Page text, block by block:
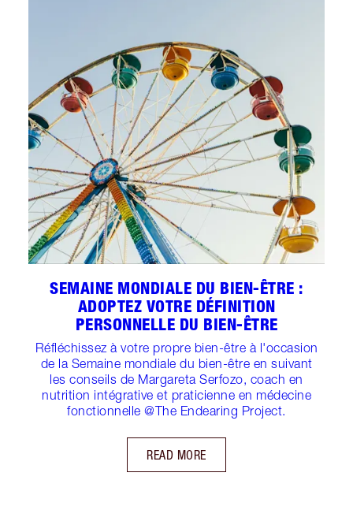
SEMAINE MONDIALE DU BIEN-ÊTRE :
ADOPTEZ VOTRE DÉFINITION
PERSONNELLE DU BIEN-ÊTRE
Réfléchissez à votre propre bien-être à l'occasion
de la Semaine mondiale du bien-être en suivant
les conseils de Margareta Serfozo, coach en
nutrition intégrative et praticienne en médecine
fonctionnelle @The Endearing Project.
READ MORE